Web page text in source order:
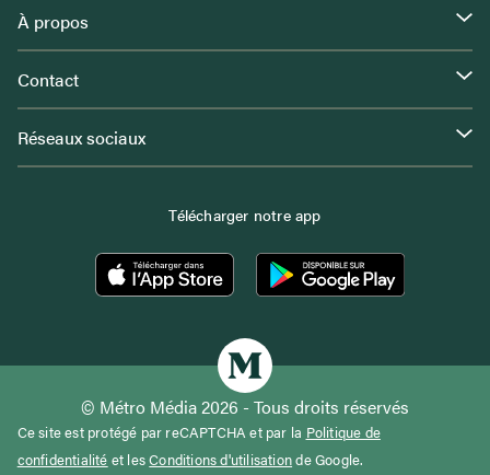
À propos
Contact
Réseaux sociaux
Télécharger notre app
© Métro Média 2026 - Tous droits réservés
Ce site est protégé par reCAPTCHA et par la Politique de
confidentialité et lesConditions d'utilisationde Google.